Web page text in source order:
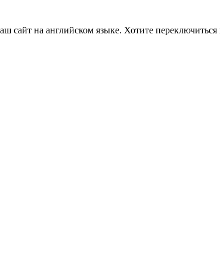
сайт на английском языке. Хотите переключиться